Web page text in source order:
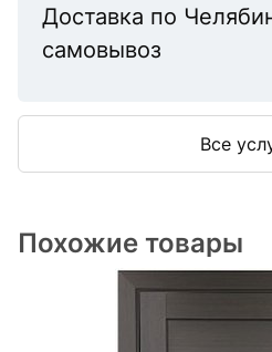
Доставка по
самовывоз
Все
Похожие товары